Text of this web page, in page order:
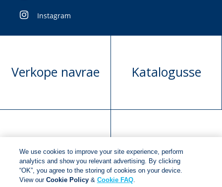
Instagram
Verkope navrae Katalogusse
Manuskrip
voorlegging
Versoek boekregte
We use cookies to improve your site experience, perform
analytics and show you relevant advertising. By clicking
“OK”, you agree to the storing of cookies on your device.
View our Cookie Policy& Cookie FAQ.